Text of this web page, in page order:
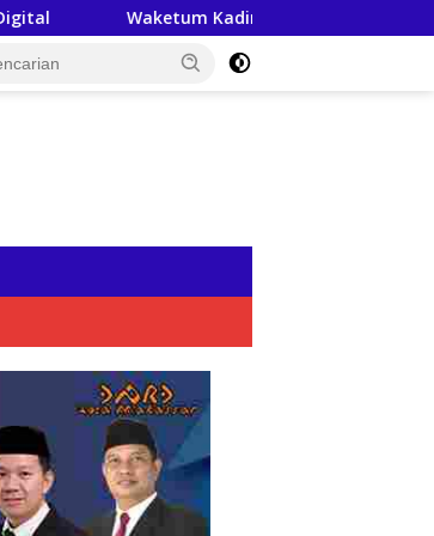
Waketum Kadin Indonesia, Andi Yuslim Patawari